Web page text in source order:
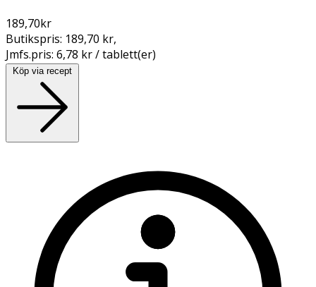
189,70kr
Butikspris: 189,70 kr,
Jmfs.pris: 6,78 kr / tablett(er)
Köp via recept